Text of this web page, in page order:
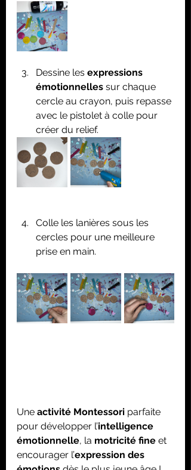
Dessine les expressions
émotionnelles sur chaque
cercle au crayon, puis repasse
avec le pistolet à colle pour
créer du relief.
Colle les lanières sous les
cercles pour une meilleure
prise en main.
Une activité Montessori parfaite
pour développer l’intelligence
émotionnelle, la motricité fine et
encourager l’expression des